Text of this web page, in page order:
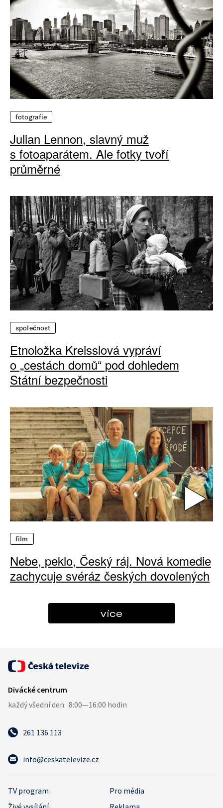
fotografie
Julian Lennon, slavný muž
s fotoaparátem. Ale fotky tvoří
průměrné
společnost
Etnoložka Kreisslová vypráví
o „cestách domů“ pod dohledem
Státní bezpečnosti
film
Nebe, peklo, Český ráj. Nová komedie
zachycuje svéráz českých dovolených
více
261 136 113
info@ceskatelevize.cz
TV program
Pro média